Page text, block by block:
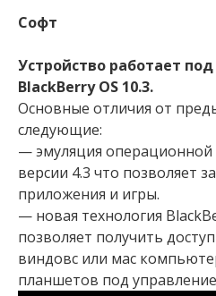
Софт
Устройство работает
BlackBerry OS 10.3.
Основные отличия от
следующие:
— эмуляция операционной
версии 4.3 что позволяет
приложения и игры.
— новая технология
позволяет получить
виндовс или мас
планшетов под